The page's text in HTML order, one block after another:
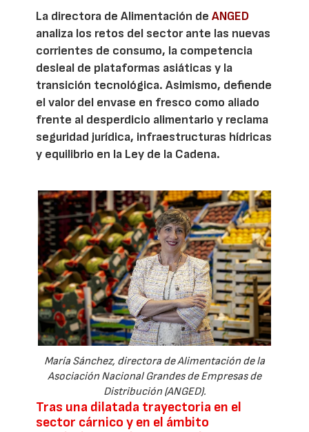
La directora de Alimentación deANGED
analiza los retos del sector ante las nuevas
corrientes de consumo, la competencia
desleal de plataformas asiáticas y la
transición tecnológica. Asimismo, defiende
el valor del envase en fresco como aliado
frente al desperdicio alimentario y reclama
seguridad jurídica, infraestructuras hídricas
y equilibrio en la Ley de la Cadena.
María Sánchez, directora de Alimentación de la
Asociación Nacional Grandes de Empresas de
Distribución (ANGED).
Tras una dilatada trayectoria en el
sector cárnico y en el ámbito